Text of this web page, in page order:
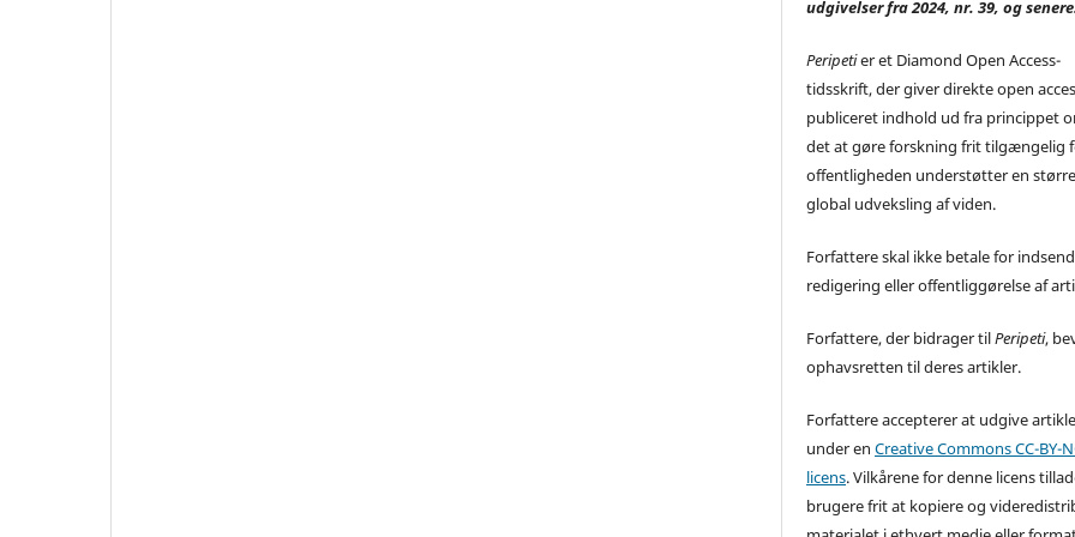
udgivelser fra 2024, nr. 39, og
Peripetier et Diamond Open Access-
tidsskrift, der giver direkte open
publiceret indhold ud fra princippet
det at gøre forskning frit tilgængelig
offentligheden understøtter en
global udveksling af viden.
Forfattere skal ikke betale for
redigering eller offentliggørelse af
Forfattere, der bidrager tilPeripeti,
ophavsretten til deres artikler.
Forfattere accepterer at udgive
under enCreative Commons CC-BY-
licens. Vilkårene for denne licens
brugere frit at kopiere og